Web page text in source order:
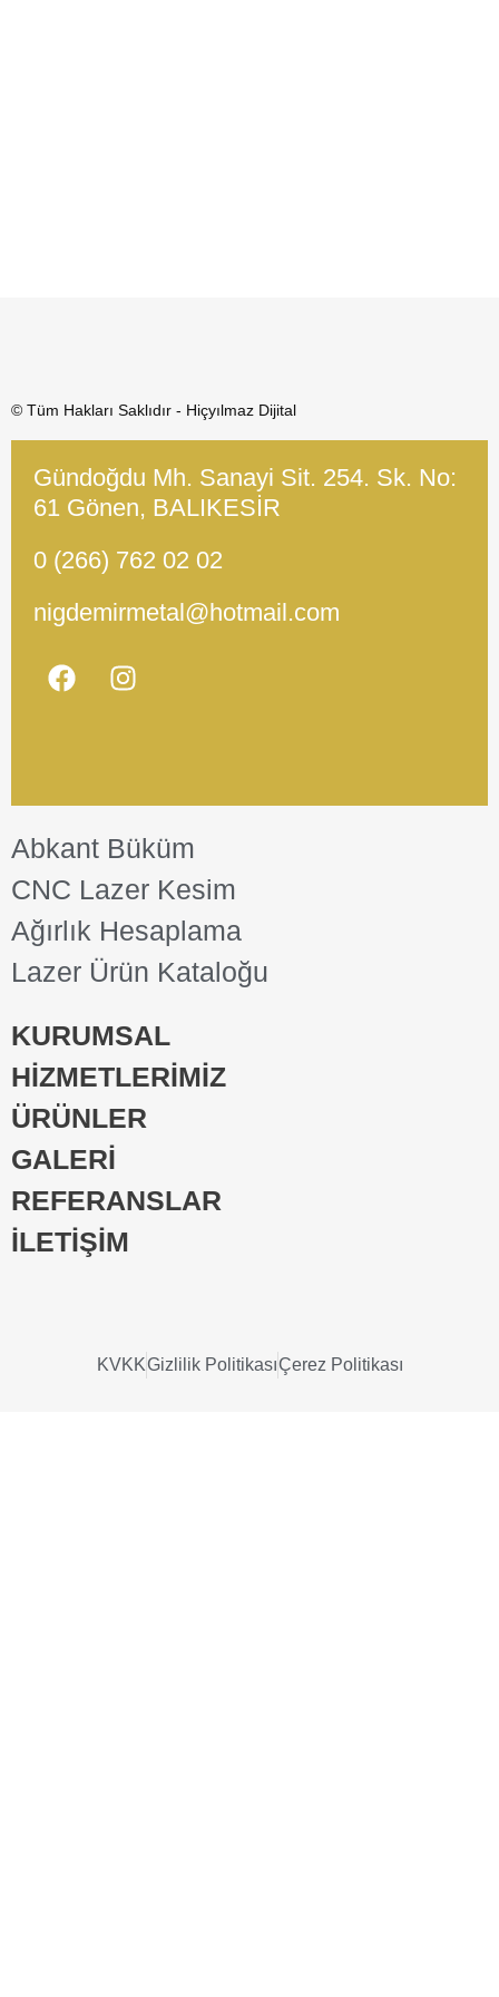
© Tüm Hakları Saklıdır - Hiçyılmaz Dijital
Gündoğdu Mh. Sanayi Sit. 254. Sk. No:
61 Gönen, BALIKESİR
0 (266) 762 02 02
nigdemirmetal@hotmail.com
Abkant Büküm
CNC Lazer Kesim
Ağırlık Hesaplama
Lazer Ürün Kataloğu
KURUMSAL
HİZMETLERİMİZ
ÜRÜNLER
GALERİ
REFERANSLAR
İLETİŞİM
KVKKGizlilik PolitikasıÇerez Politikası